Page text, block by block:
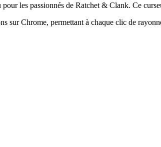
les passionnés de Ratchet & Clank. Ce
sur Chrome, permettant à chaque clic de